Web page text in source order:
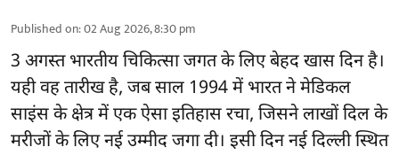
Published on:02 Aug 2026, 8:30 pm
3 अगस्त भारतीयचिकित्साजगत के लिए बेहद खास दिन है।
यही वह तारीख है, जब साल 1994 में भारत ने मेडिकल
साइंस के क्षेत्र में एक ऐसा इतिहास रचा, जिसने लाखों दिल के
मरीजों के लिए नई उम्मीद जगा दी। इसी दिन नई दिल्ली स्थित